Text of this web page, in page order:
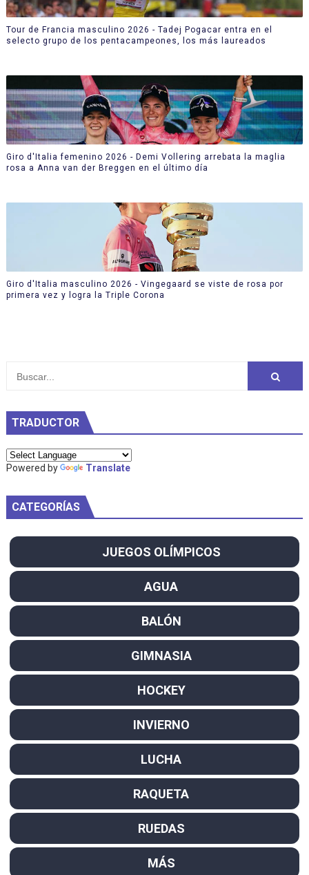
Tour de Francia masculino 2026 - Tadej Pogacar entra en el
selecto grupo de los pentacampeones, los más laureados
Giro d'Italia femenino 2026 - Demi Vollering arrebata la maglia
rosa a Anna van der Breggen en el último día
Giro d'Italia masculino 2026 - Vingegaard se viste de rosa por
primera vez y logra la Triple Corona
TRADUCTOR
Powered by Translate
CATEGORÍAS
JUEGOS OLÍMPICOS
AGUA
BALÓN
GIMNASIA
HOCKEY
INVIERNO
LUCHA
RAQUETA
RUEDAS
MÁS